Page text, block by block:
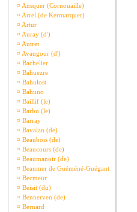
¤ Ansquer (Cornouaille)
¤ Arrel (de Kermarquer)
¤ Artur
¤ Auray (d')
¤ Autret
¤ Avaugour (d')
¤ Bachelier
¤ Bahuezre
¤ Bahulost
¤ Bahuno
¤ Baillif (le)
¤ Barbu (le)
¤ Barray
¤ Bavalan (de)
¤ Beaubois (de)
¤ Beaucours (de)
¤ Beaumanoir (de)
¤ Beaumer de Guéméné-Guégant
¤ Becmeur
¤ Beisit (du)
¤ Bennerven (de)
¤ Bernard